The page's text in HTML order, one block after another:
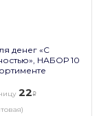
денег «С
НАБОР 10
22